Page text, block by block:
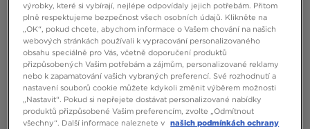
výrobky, které si vybírají, nejlépe odpovídaly jejich potřebám. Přitom
plně respektujeme bezpečnost všech osobních údajů. Klikněte na
„OK“, pokud chcete, abychom informace o Vašem chování na našich
webových stránkách používali k vypracování personalizovaného
obsahu speciálně pro Vás, včetně doporučení produktů
přizpůsobených Vašim potřebám a zájmům, personalizované reklamy
nebo k zapamatování vašich vybraných preferencí. Své rozhodnutí a
nastavení souborů cookie můžete kdykoli změnit výběrem možnosti
„Nastavit“. Pokud si nepřejete dostávat personalizované nabídky
produktů přizpůsobené Vašim preferencím, zvolte „Odmítnout
všechny“. Další informace naleznete v našich podmínkách ochrany